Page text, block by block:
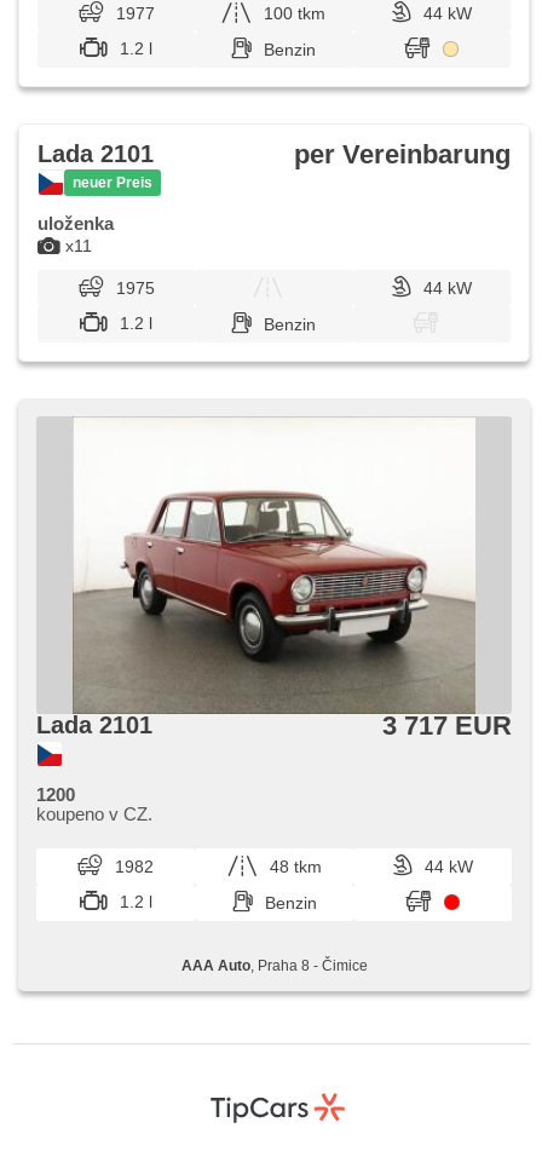
1977 100 tkm
44 kW
1.2 l
Benzin
x11
Lada 2101
neuer Preis
per Vereinbarung
uloženka
1975
44 kW
1.2 l
Benzin
Lada 2101 3 717 EUR
1200
koupeno v CZ.
1982 48 tkm
44 kW
1.2 l
Benzin
AAA Auto, Praha 8 - Čimice